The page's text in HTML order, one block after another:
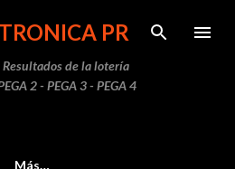
principalPR
de la lotería
2 - PEGA 3 - PEGA 4
Más…